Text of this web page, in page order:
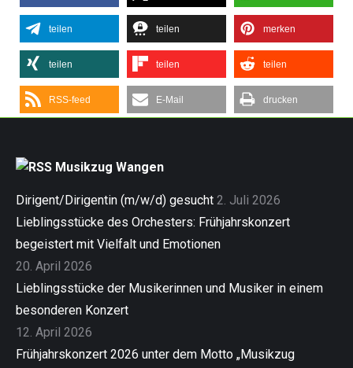
teilen teilen merken
teilen teilen teilen
RSS-feed E-Mail drucken
Musikzug Wangen
Dirigent/Dirigentin (m/w/d) gesucht 2. Juli 2026
Lieblingsstücke des Orchesters: Frühjahrskonzert
begeistert mit Vielfalt und Emotionen
20. April 2026
Lieblingsstücke der Musikerinnen und Musiker in einem
besonderen Konzert
12. April 2026
Frühjahrskonzert 2026 unter dem Motto „Musikzug